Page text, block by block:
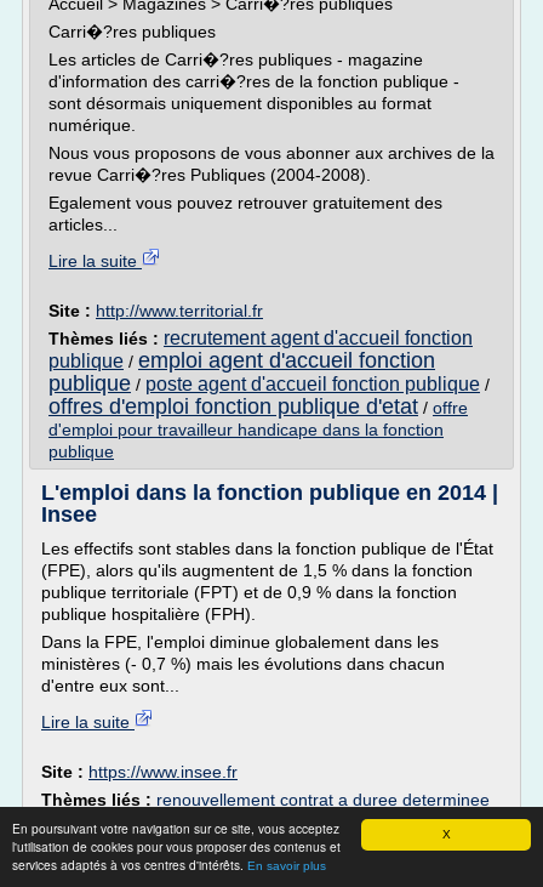
X
En poursuivant votre navigation sur ce site, vous acceptez
l'utilisation de cookies pour vous proposer des contenus et
services adaptés à vos centres d'intérêts. En savoir plus
Carri�?res publiques
Les articles de Carri�?res publiques - magazine
d'information des carri�?res de la fonction publique -
sont désormais uniquement disponibles au format
numérique.
Nous vous proposons de vous abonner aux archives de la
revue Carri�?res Publiques (2004-2008).
Egalement vous pouvez retrouver gratuitement des
articles...
Lire la suite
Site : http://www.territorial.fr
Thèmes liés : recrutement agent d'accueil fonction
publique / emploi agent d'accueil fonction
publique / poste agent d'accueil fonction publique /
offres d'emploi fonction publique d'etat / offre
d'emploi pour travailleur handicape dans la fonction
publique
L'emploi dans la fonction publique en 2014 |
Insee
Les effectifs sont stables dans la fonction publique de l'État
(FPE), alors qu'ils augmentent de 1,5 % dans la fonction
publique territoriale (FPT) et de 0,9 % dans la fonction
publique hospitalière (FPH).
Dans la FPE, l'emploi diminue globalement dans les
ministères (- 0,7 %) mais les évolutions dans chacun
d'entre eux sont...
Lire la suite
Site : https://www.insee.fr
Thèmes liés : renouvellement contrat a duree determinee
fonction publique territoriale
remuneration des agents non
titulaires de la fonction publique hospitaliere
remuneration des agents non titulaires de la fonction